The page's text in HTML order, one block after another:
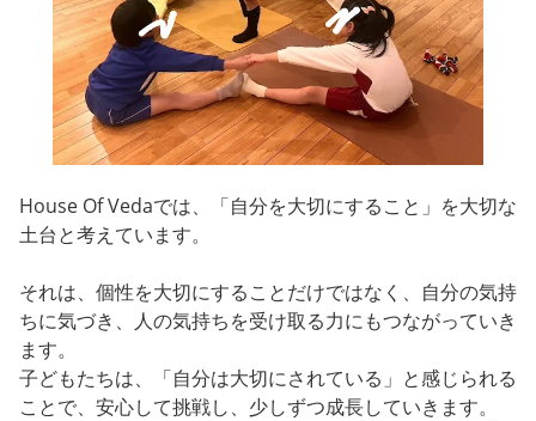
House Of Vedaでは、「自分を大切にすること」を大切な
土台と考えています。
それは、個性を大切にすることだけではなく、自分の気持
ちに気づき、人の気持ちを受け取る力にもつながっていき
ます。
子どもたちは、「自分は大切にされている」と感じられる
ことで、安心して挑戦し、少しずつ成長していきます。